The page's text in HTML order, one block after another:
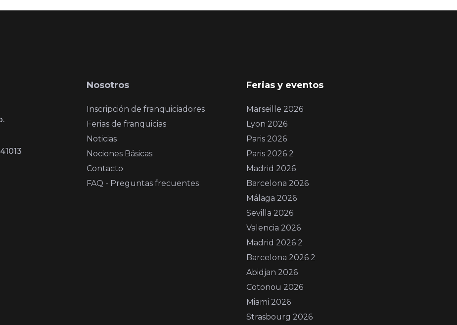
Nosotros
Inscripción de franquiciadores
Ferias de franquicias
Noticias
Nociones Básicas
Contacto
FAQ - Preguntas frecuentes
Ferias y eventos
Marseille 2026
Lyon 2026
Paris 2026
Paris 2026 2
Madrid 2026
Barcelona 2026
Málaga 2026
Sevilla 2026
Valencia 2026
Madrid 2026 2
Barcelona 2026 2
Abidjan 2026
Cotonou 2026
Miami 2026
Strasbourg 2026